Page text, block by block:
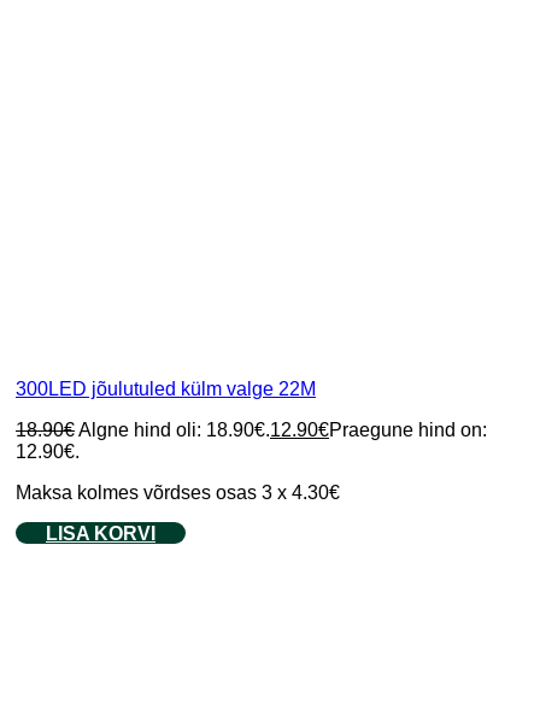
300LED jõulutuled külm valge 22M
18.90€Algne hind oli: 18.90€.12.90€Praegune hind on:
12.90€.
Maksa kolmes võrdses osas 3 x 4.30€
LISA KORVI